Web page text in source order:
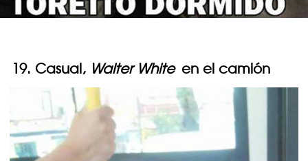
19. Casual, Walter White en el camión